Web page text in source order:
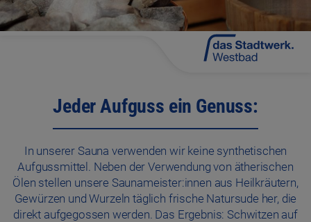
Jeder Aufguss ein Genuss:
In unserer Sauna verwenden wir keine synthetischen
Aufgussmittel. Neben der Verwendung von ätherischen
Ölen stellen unsere Saunameister:innen aus Heilkräutern,
Gewürzen und Wurzeln täglich frische Natursude her, die
direkt aufgegossen werden. Das Ergebnis: Schwitzen auf